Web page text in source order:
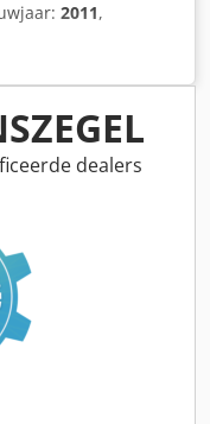
2011,
150 mm,
175 mm,
driefasig
6.615 kN,
Bouwjaar: 2011
360 - 900 mm
Max.
620 x 620
Koldiameter: 150
150 kN Max.
5,0
GS 1000/1400Z
dealers